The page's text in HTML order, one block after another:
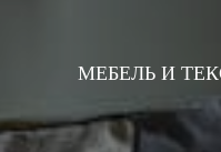
МЕБЕЛЬ И